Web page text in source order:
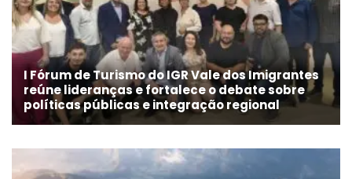
I Fórum de Turismo do IGR Vale dos Imigrantes
reúne lideranças e fortalece o debate sobre
políticas públicas e integração regional